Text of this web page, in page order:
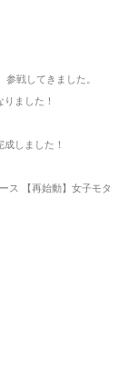
戦してきました。
ました！
しました！
ス 【再始動】女子モタ
で表示
Twitter で表示